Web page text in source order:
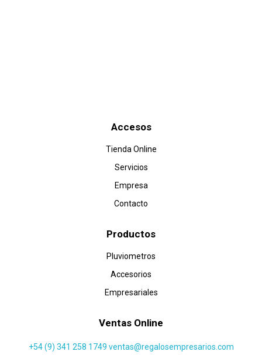
Accesos
Tienda Online
Servicios
Empresa
Contacto
Productos
Pluviometros
Accesorios
Empresariales
Ventas Online
+54 (9) 341 258 1749 ventas@regalosempresarios.com